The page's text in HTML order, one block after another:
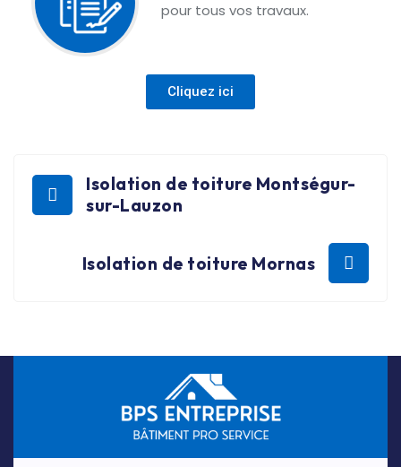
pour tous vos travaux.
Cliquez ici
Isolation de toiture Montségur-
sur-Lauzon
Isolation de toiture Mornas